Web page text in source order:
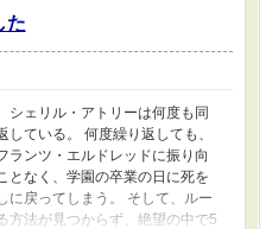
た
シェリル・アトリーは何度も同
している。 何度繰り返しても、
ランツ・エルドレッドに振り向
となく、学園の卒業の日に死を
に戻ってしまう。 そして、ルー
方法が見つからず、絶望の中で5